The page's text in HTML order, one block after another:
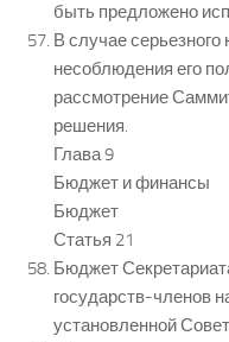
быть предложено
В случае
несоблюдения его
рассмотрение
решения.
Глава 9
Бюджет и финансы
Бюджет
Статья 21
Бюджет
государств-членов
установленной